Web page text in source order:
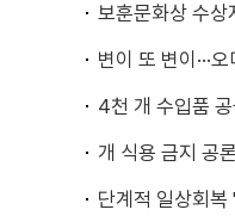
보훈문화상 수상
변이 또 변이···
4천 개 수입품
개 식용 금지 공
단계적 일상회복